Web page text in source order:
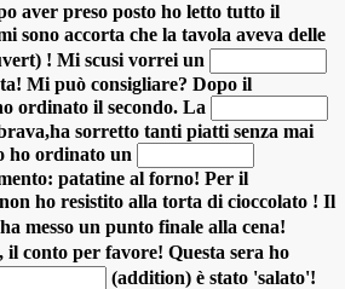
aver preso posto ho letto tutto il
sono accorta che la tavola aveva delle
! Mi scusi vorrei un
Mi può consigliare? Dopo il
ordinato il secondo. La
sorretto tanti piatti senza mai
ho ordinato un
patatine al forno! Per il
ho resistito alla torta di cioccolato ! Il
messo un punto finale alla cena!
il conto per favore! Questa sera ho
(addition) è stato 'salato'!